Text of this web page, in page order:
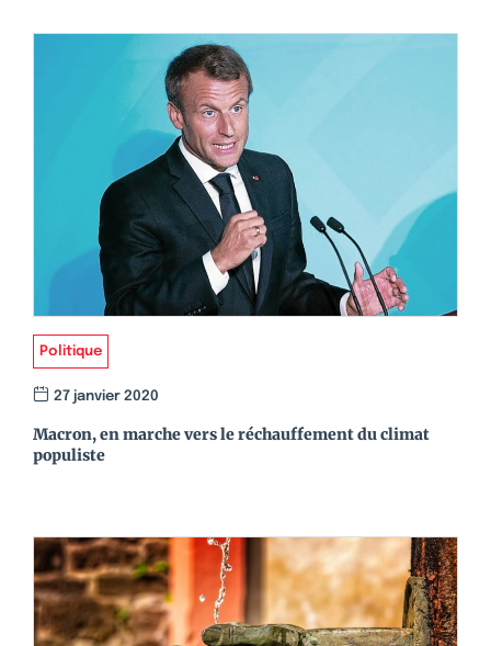
Politique
27 janvier 2020
Macron, en marche vers le réchauffement du climat
populiste